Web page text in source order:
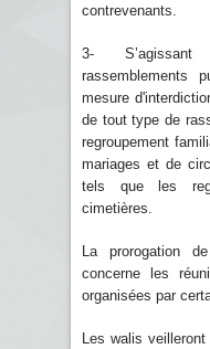
contrevenants.
3-
rassemblements
mesure
de tout type de
regroupement
mariages et de
tels que les
cimetières.
La prorogation
concerne les
organisées par
Les walis